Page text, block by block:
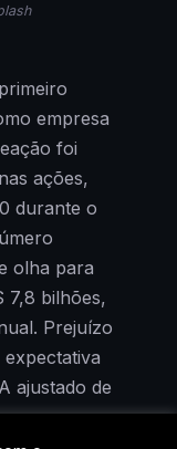
empresa
foi
ações,
durante o
olha para
7,8 bilhões,
Prejuízo
ajustado de
consenso.